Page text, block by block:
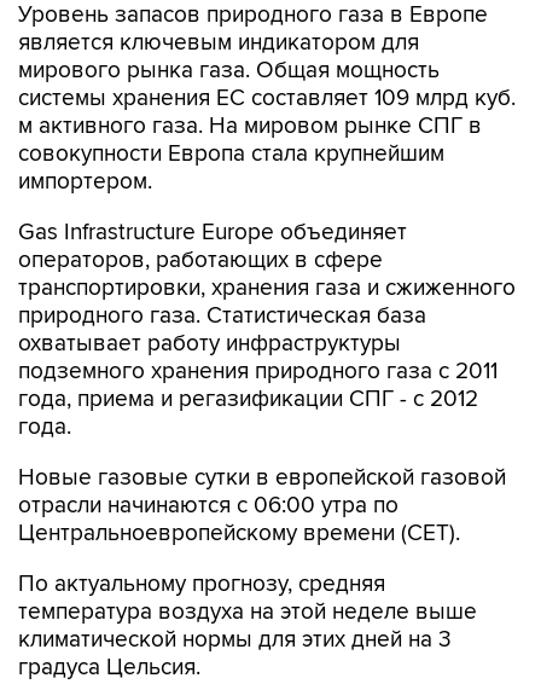
Уровень запасов природного газа в Европе
является ключевым индикатором для
мирового рынка газа. Общая мощность
системы хранения ЕС составляет 109 млрд куб.
м активного газа. На мировом рынке СПГ в
совокупности Европа стала крупнейшим
импортером.
Gas Infrastructure Europe объединяет
операторов, работающих в сфере
транспортировки, хранения газа и сжиженного
природного газа. Статистическая база
охватывает работу инфраструктуры
подземного хранения природного газа с 2011
года, приема и регазификации СПГ - с 2012
года.
Новые газовые сутки в европейской газовой
отрасли начинаются c 06:00 утра по
Центральноевропейскому времени (CET).
По актуальному прогнозу, средняя
температура воздуха на этой неделе выше
климатической нормы для этих дней на 3
градуса Цельсия.